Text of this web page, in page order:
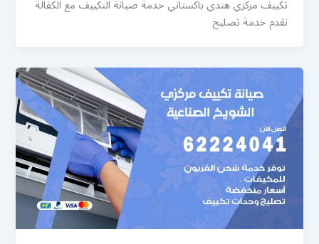
تكييف مركزي هندي باكستاني خدمة صيانة التكييف مع الكفالة
نقدم خدمة تصليح